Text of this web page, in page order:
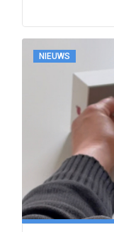
NIEUWS